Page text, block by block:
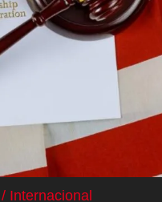
/ Internacional